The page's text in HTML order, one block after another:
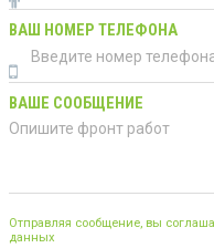
ВАШ НОМЕР ТЕЛЕФОНА
ВАШЕ СООБЩЕНИЕ
Отправляя сообщение, вы
данных